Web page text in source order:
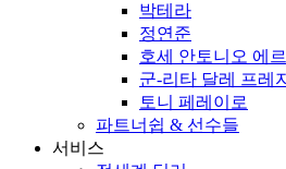
박테라
정연준
호세 안토니오 에
군-리타 달레 프레
토니 페레이로
파트너쉽 & 선수들
서비스